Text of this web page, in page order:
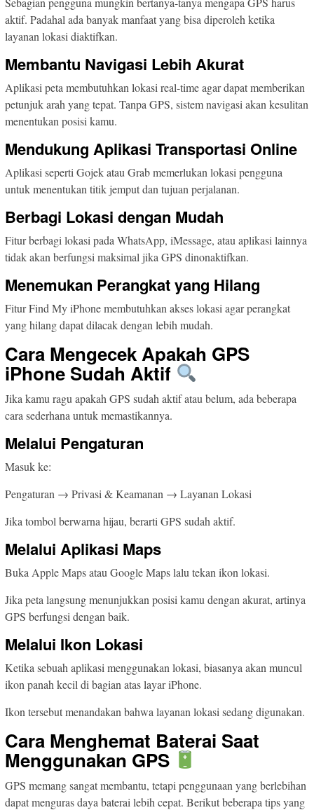
aktif. Padahal ada banyak manfaat yang bisa diperoleh ketika
layanan lokasi diaktifkan.
Membantu Navigasi Lebih Akurat
Aplikasi peta membutuhkan lokasi real-time agar dapat memberikan
petunjuk arah yang tepat. Tanpa GPS, sistem navigasi akan kesulitan
menentukan posisi kamu.
Mendukung Aplikasi Transportasi Online
Aplikasi seperti Gojek atau Grab memerlukan lokasi pengguna
untuk menentukan titik jemput dan tujuan perjalanan.
Berbagi Lokasi dengan Mudah
Fitur berbagi lokasi pada WhatsApp, iMessage, atau aplikasi lainnya
tidak akan berfungsi maksimal jika GPS dinonaktifkan.
Menemukan Perangkat yang Hilang
Fitur Find My iPhone membutuhkan akses lokasi agar perangkat
yang hilang dapat dilacak dengan lebih mudah.
Cara Mengecek Apakah GPS
iPhone Sudah Aktif
Jika kamu ragu apakah GPS sudah aktif atau belum, ada beberapa
cara sederhana untuk memastikannya.
Melalui Pengaturan
Masuk ke:
Pengaturan → Privasi & Keamanan → Layanan Lokasi
Jika tombol berwarna hijau, berarti GPS sudah aktif.
Melalui Aplikasi Maps
Buka Apple Maps atau Google Maps lalu tekan ikon lokasi.
Jika peta langsung menunjukkan posisi kamu dengan akurat, artinya
GPS berfungsi dengan baik.
Melalui Ikon Lokasi
Ketika sebuah aplikasi menggunakan lokasi, biasanya akan muncul
ikon panah kecil di bagian atas layar iPhone.
Ikon tersebut menandakan bahwa layanan lokasi sedang digunakan.
Cara Menghemat Baterai Saat
Menggunakan GPS
GPS memang sangat membantu, tetapi penggunaan yang berlebihan
dapat menguras daya baterai lebih cepat. Berikut beberapa tips yang